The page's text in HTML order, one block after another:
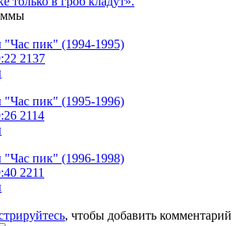
только в гроб кладут».
"Час пик" (1994-1995)
2137
"Час пик" (1995-1996)
2114
"Час пик" (1996-1998)
2211
, чтобы добавить комментарий